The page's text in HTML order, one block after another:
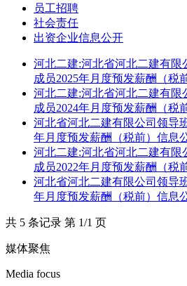
员工招聘
社会责任
出资企业信息公开
河北二建:河北省河北二建有限
成员2025年月度预发薪酬（税
河北二建:河北省河北二建有限
成员2024年月度预发薪酬（税
河北省河北二建有限公司领导
年月度预发薪酬（税前）信息
河北二建:河北省河北二建有限
成员2022年月度预发薪酬（税
河北省河北二建有限公司领导
年月度预发薪酬（税前）信息
共 5 条记录 第 1/1 页
媒体聚焦
Media focus